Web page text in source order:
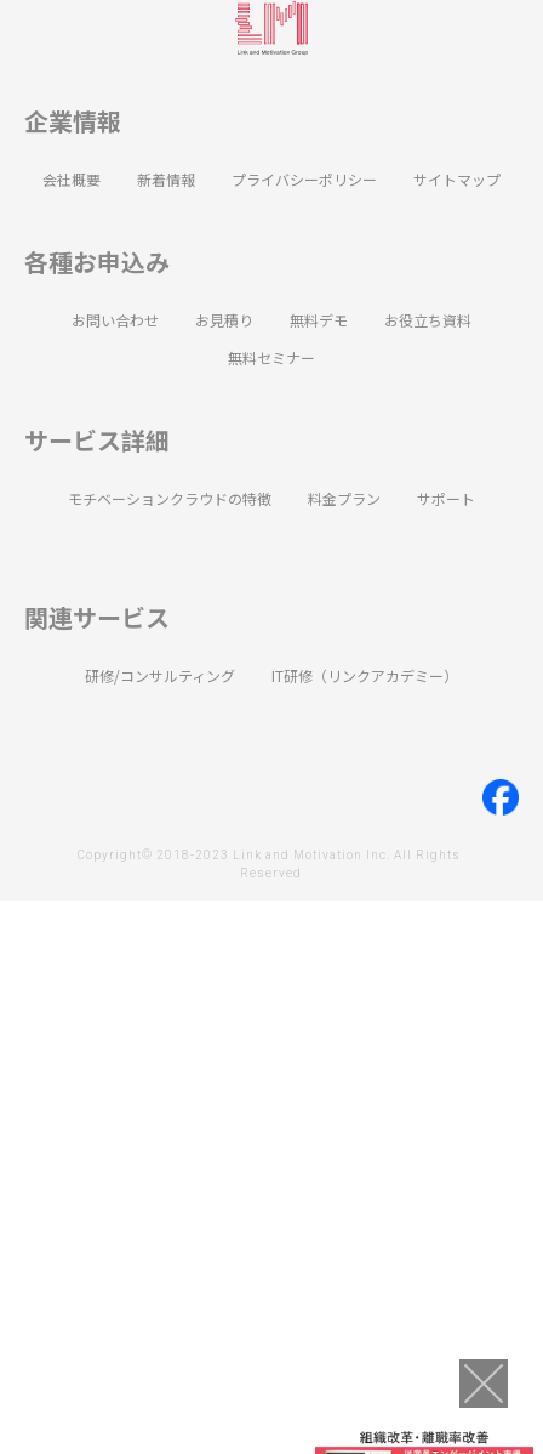
企業情報
会社概要 新着情報 プライバシーポリシー サイトマップ
各種お申込み
お問い合わせ お見積り 無料デモ
お役立ち資料
無料セミナー
サービス詳細
モチベーションクラウドの特徴 料金プラン サポート
関連サービス
研修/コンサルティング IT研修（リンクアカデミー）
Copyright© 2018-2023 Link and Motivation Inc. All Rights
Reserved